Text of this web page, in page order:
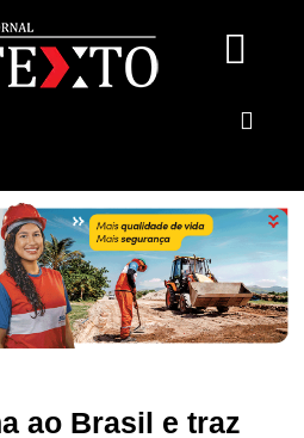
ao Brasil e traz